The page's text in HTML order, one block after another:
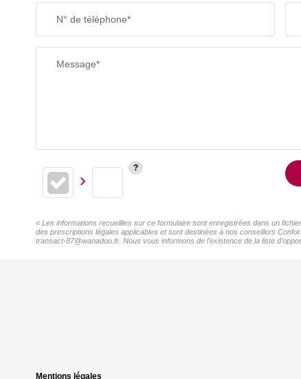
N° de téléphone*
Message*
« Les informations recueillies sur ce formulaire sont enregistrées dans un
des prescriptions légales applicables et sont destinées à nos conseillers
transact-87@wanadoo.fr. Nous vous informons de l'existence de la liste
Mentions légales